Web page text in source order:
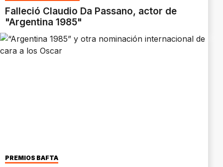
Falleció Claudio Da Passano, actor de
"Argentina 1985"
PREMIOS BAFTA